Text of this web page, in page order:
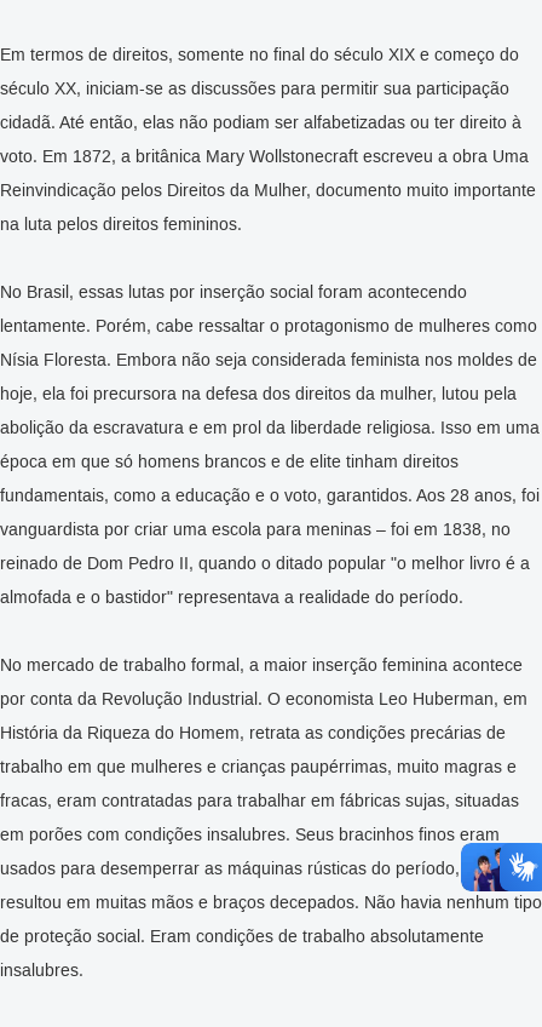
Em termos de direitos, somente no final do século XIX e começo do
século XX, iniciam-se as discussões para permitir sua participação
cidadã. Até então, elas não podiam ser alfabetizadas ou ter direito à
voto. Em 1872, a britânica Mary Wollstonecraft escreveu a obra Uma
Reinvindicação pelos Direitos da Mulher, documento muito importante
na luta pelos direitos femininos.
No Brasil, essas lutas por inserção social foram acontecendo
lentamente. Porém, cabe ressaltar o protagonismo de mulheres como
Nísia Floresta. Embora não seja considerada feminista nos moldes de
hoje, ela foi precursora na defesa dos direitos da mulher, lutou pela
abolição da escravatura e em prol da liberdade religiosa. Isso em uma
época em que só homens brancos e de elite tinham direitos
fundamentais, como a educação e o voto, garantidos. Aos 28 anos, foi
vanguardista por criar uma escola para meninas – foi em 1838, no
reinado de Dom Pedro II, quando o ditado popular "o melhor livro é a
almofada e o bastidor" representava a realidade do período.
No mercado de trabalho formal, a maior inserção feminina acontece
por conta da Revolução Industrial. O economista Leo Huberman, em
História da Riqueza do Homem, retrata as condições precárias de
trabalho em que mulheres e crianças paupérrimas, muito magras e
fracas, eram contratadas para trabalhar em fábricas sujas, situadas
em porões com condições insalubres. Seus bracinhos finos eram
usados para desemperrar as máquinas rústicas do período, o que
resultou em muitas mãos e braços decepados. Não havia nenhum tipo
de proteção social. Eram condições de trabalho absolutamente
insalubres.